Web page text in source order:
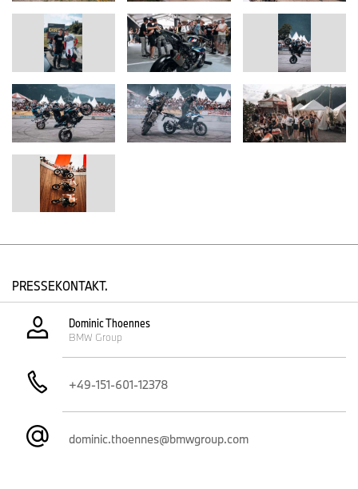
Werksfahrer Toprak Razgatlıoğlu und Michael van der Mark die
Ehre, standen den Fans für Autogramme und Fotos zur Verfügung
und zeigten sowohl im Gelände mit der BMW R 1300 GS sowie
bei der Stunt Show ihr außergewöhnliches Können und sorgten
Pressematerial zu den BMW Motorrädern finden Sie im BMW
Group PressClub unterwww.press.bmwgroup.com.
PRESSEKONTAKT.
Dominic Thoennes
BMW Group
+49-151-601-12378
dominic.thoennes@bmwgroup.com